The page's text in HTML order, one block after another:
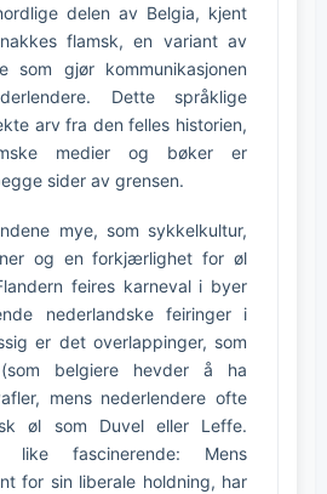
delen av Belgia, kjent
flamsk, en variant av
som gjør kommunikasjonen
Dette språklige
arv fra den felles historien,
medier og bøker er
sider av grensen.
mye, som sykkelkultur,
og en forkjærlighet for øl
feires karneval i byer
nederlandske feiringer i
er det overlappinger, som
belgiere hevder å ha
mens nederlendere ofte
øl som Duvel eller Leffe.
like fascinerende: Mens
for sin liberale holdning, har